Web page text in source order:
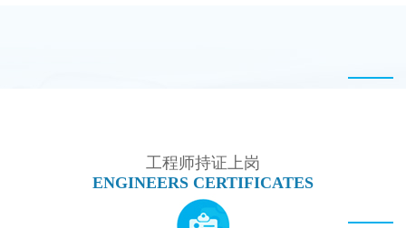
工程师持证上岗
ENGINEERS CERTIFICATES